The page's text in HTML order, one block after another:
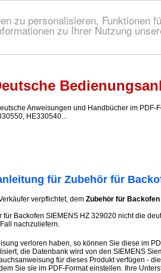
zu personalisieren, Funktionen
zu Ihrer Nutzung
Bedienungsanleitung!
Anweisungen und Handbücher im PDF-
HE330540...
für Zubehör für
verpflichtet, dem Zubehör für
für Backofen SIEMENS HZ 329020 nicht die
nachzuliefern.
verloren haben, so können Sie diese im
die Datenbank wird von den SIEMENS
für dieses Produkt verfügen -
Sie sie im PDF-Format einstellen. Ihre